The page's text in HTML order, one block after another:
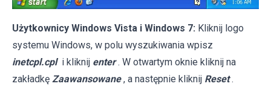
Użytkownicy Windows Vista i Windows 7: Kliknij logo
systemu Windows, w polu wyszukiwania wpisz
inetcpl.cpl i kliknij enter . W otwartym oknie kliknij na
zakładkę Zaawansowane , a następnie kliknij Reset .